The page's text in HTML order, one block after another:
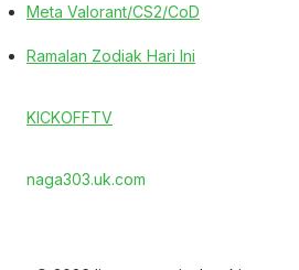
Meta Valorant/CS2/CoD
Ramalan Zodiak Hari Ini
KICKOFFTV
naga303.uk.com